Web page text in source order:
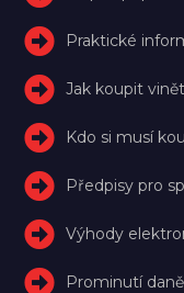
Praktické
Jak koupit
Kdo si musí
Předpisy pro
Výhody
Prominutí daně